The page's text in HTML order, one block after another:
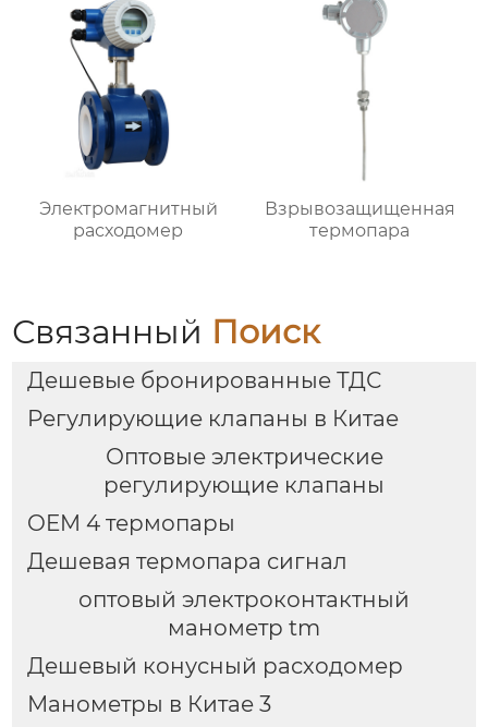
Электромагнитный
расходомер
Взрывозащищенная
термопара
Связанный Поиск
Дешевые бронированные ТДС
Регулирующие клапаны в Китае
Оптовые электрические
регулирующие клапаны
OEM 4 термопары
Дешевая термопара сигнал
оптовый электроконтактный
манометр tm
Дешевый конусный расходомер
Манометры в Китае 3